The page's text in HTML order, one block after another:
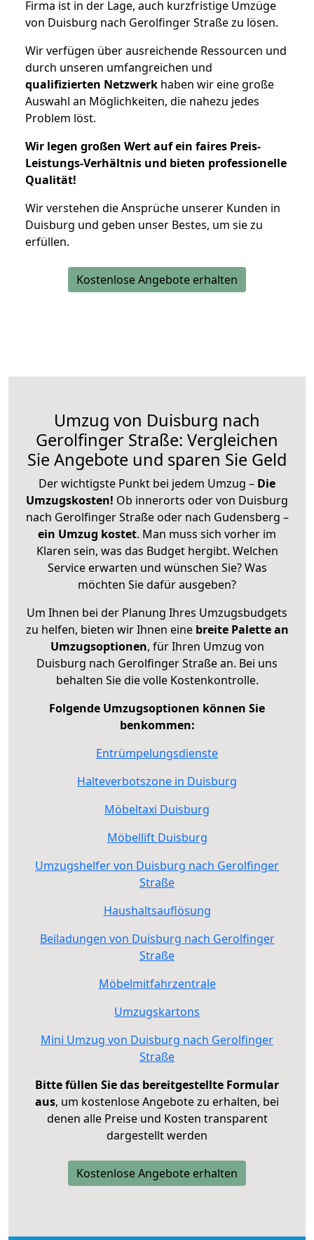
Firma ist in der Lage, auch kurzfristige Umzüge
von Duisburg nach Gerolfinger Straße zu lösen.
Wir verfügen über ausreichende Ressourcen und
durch unseren umfangreichen und
qualifizierten Netzwerk haben wir eine große
Auswahl an Möglichkeiten, die nahezu jedes
Problem löst.
Wir legen großen Wert auf ein faires Preis-
Leistungs-Verhältnis und bieten professionelle
Qualität!
Wir verstehen die Ansprüche unserer Kunden in
Duisburg und geben unser Bestes, um sie zu
erfüllen.
Kostenlose Angebote erhalten
Umzug von Duisburg nach
Gerolfinger Straße: Vergleichen
Sie Angebote und sparen Sie Geld
Der wichtigste Punkt bei jedem Umzug – Die
Umzugskosten! Ob innerorts oder von Duisburg
nach Gerolfinger Straße oder nach Gudensberg –
ein Umzug kostet. Man muss sich vorher im
Klaren sein, was das Budget hergibt. Welchen
Service erwarten und wünschen Sie? Was
möchten Sie dafür ausgeben?
Um Ihnen bei der Planung Ihres Umzugsbudgets
zu helfen, bieten wir Ihnen eine breite Palette an
Umzugsoptionen, für Ihren Umzug von
Duisburg nach Gerolfinger Straße an. Bei uns
behalten Sie die volle Kostenkontrolle.
Folgende Umzugsoptionen können Sie
benkommen:
Entrümpelungsdienste
Halteverbotszone in Duisburg
Möbeltaxi Duisburg
Möbellift Duisburg
Umzugshelfer von Duisburg nach Gerolfinger
Straße
Haushaltsauflösung
Beiladungen von Duisburg nach Gerolfinger
Straße
Möbelmitfahrzentrale
Umzugskartons
Mini Umzug von Duisburg nach Gerolfinger
Straße
Bitte füllen Sie das bereitgestellte Formular
aus, um kostenlose Angebote zu erhalten, bei
denen alle Preise und Kosten transparent
dargestellt werden
Kostenlose Angebote erhalten